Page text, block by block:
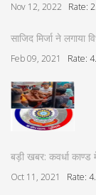
Nov 12, 2022 Rate:
साजिद मिर्जा ने लगाया
Feb 09, 2021 Rate:
बड़ी खबर: कवर्धा काण्ड
Oct 11, 2021 Rate: